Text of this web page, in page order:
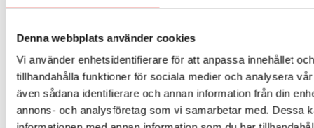
Denna webbplats använder cookies
Vi använder enhetsidentifierare för att anpassa innehållet
tillhandahålla funktioner för sociala medier och analysera
även sådana identifierare och annan information från din
annons- och analysföretag som vi samarbetar med. Dessa
KIT264 – Skurborste